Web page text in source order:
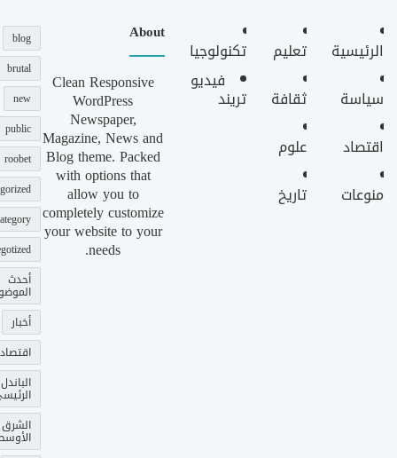
الرئيسية
سياسة
اقتصاد
منوعات
تعليم
ثقافة
علوم
تاريخ
تكنولوجيا
فيديو
تريند
About
Clean Responsive
WordPress
Newspaper,
Magazine, News and
Blog theme. Packed
with options that
allow you to
completely customize
your website to your
needs.
blog
brutal
new
public
roobet
أحدث
أخبار
اقتصاد
الباندل
الشرق